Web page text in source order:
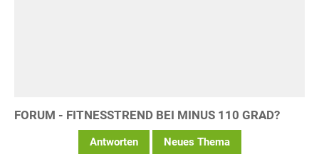
FORUM - FITNESSTREND BEI MINUS 110 GRAD?
Antworten Neues Thema